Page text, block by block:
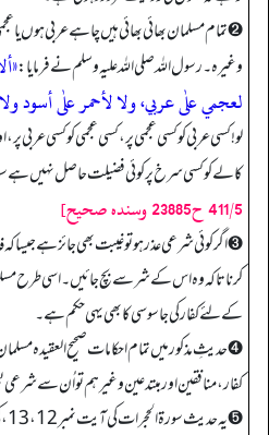
➋ تمام مسلمان بھائی بھائی ہیں چاہے عربی ہوں یا
وغیرہ۔ رسول الله صلی اللہ علیہ وسلم نے فرمایا:
لعجمي علٰی عربي، ولا لأحمر علٰی أسود
لو! کسی عربی کو کسی عجمی پر، کسی عجمی کو کسی عربی
کالے کو کسی سرخ پر کوئی فضیلت حاصل نہیں
411/5 ح23885 وسنده صحيح]
➌ اگر کوئی شرعی عذر ہو تو غیبت بھی جائز ہے جیسا
کرنا تاکہ وہ اس کے شر سے بچ جائیں۔ اسی طرح
کے لئے کفار کی جاسوسی کا بھی یہی حکم ہے۔
➍ حدیثِ مذکور میں تمام احکامات صحیح العقیدہ
کفار، منافقین اور مبتدعین وغیرہم تو اُن سے
➎ یہ حدیث سورۃ الحجرات کی آیت نمبر12، 13، کی بہترین تشریح ہے۔